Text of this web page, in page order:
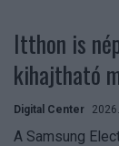
Itthon is
kihajtható
Digital Center
A Samsung